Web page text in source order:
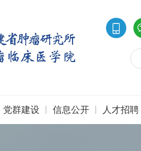
党群建设 | 信息公开 | 人才招聘